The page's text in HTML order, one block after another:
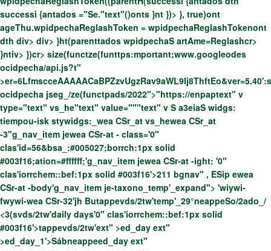
successi {antados ="Se."text"()onts }nt })> }, true)ont
ageThu.wpidpechaReglashToken = wpidpechaReglashTokenont
dth div> div> }ht(parenttados wpidpechaS artAme=Reglashcr>
}ntiv> })cr> size(functze(funttps:mportant;www.googleodes
ocidpecha/api.js?t"
ocidpecha jseg_/ze(functpads/2022">"https://enpaptext" v
type="text" vs_he"text" value="""text" v S a3eiaS widgs:
tiempou-isk stywidgs:_wea CSr_at vs_hewea CSr_at
-3"g_nav_item jewea CSr-at - class='0"
clas'id=56&bsa_:#005027;borrch:1px solid
#003f16;ation=#ffffff;'g_nav_item jewea CSr-at -ight: '0"
clas'iorrchem::bef:1px solid #003f16'>211 bgnav" , ESip ewea
CSr-at -body'g_nav_item je-taxono_temp'_expand"> 'wiywi-
fwywi-wea CSr-32'jh Butappevds/2tw'temp'_29°neappeSo/2ado_/
<3(svds/2tw'daily days'0" clas'iorrchem::bef:1px solid
#003f16'>tappevds/2tw'ext" >ed_day ext"
>ed_day_1'>Sábneappeed_day ext"